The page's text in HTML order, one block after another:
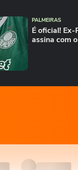
PALMEIRAS
É oficial!
assina com